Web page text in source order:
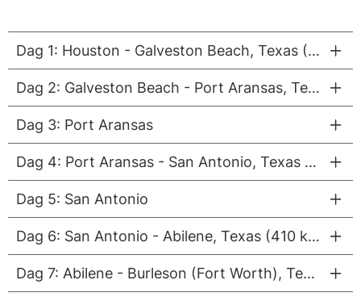
Dag 1: Houston - Galveston Beach, Texas (129 km)
Dag 2: Galveston Beach - Port Aransas, Texas (330 km)
Dag 3: Port Aransas
Dag 4: Port Aransas - San Antonio, Texas (298 km)
Dag 5: San Antonio
Dag 6: San Antonio - Abilene, Texas (410 km)
Dag 7: Abilene - Burleson (Fort Worth), Texas (249 km)